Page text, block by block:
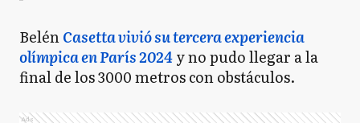
BelénCasetta vivió su tercera experiencia
olímpica en París 2024y no pudo llegar a la
final de los 3000 metros con obstáculos.
Ads